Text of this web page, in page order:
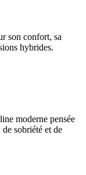
son confort, sa
hybrides.
moderne pensée
sobriété et de